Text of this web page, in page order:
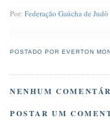
Por: Federação Gaúcha de Judô
POSTADO POREVERTON
NENHUM
POSTAR UM